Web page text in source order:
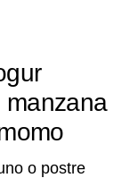
manzana
o postre